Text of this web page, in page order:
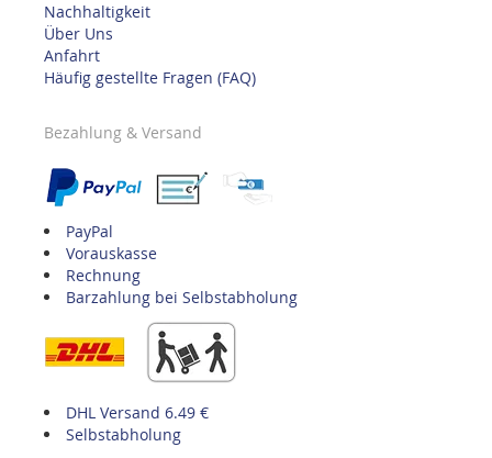
Nachhaltigkeit
Über Uns
Anfahrt
Häufig gestellte Fragen (FAQ)
Bezahlung & Versand
PayPal
Vorauskasse
Rechnung
Barzahlung bei Selbstabholung
DHL Versand 6.49 €
Selbstabholung